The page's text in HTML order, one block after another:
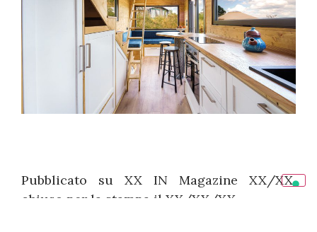
Pubblicato su XX IN Magazine XX/XX,
chiuso per la stampa il XX/XX/XX